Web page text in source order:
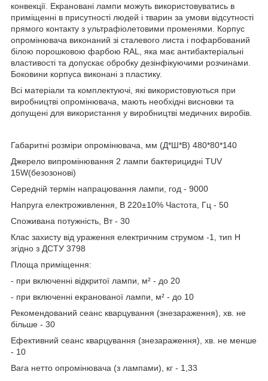
конвекції. Екрановані лампи можуть використовуватись в
приміщенні в присутності людей і тварин за умови відсутності
прямого контакту з ультрафіолетовими променями. Корпус
опромінювача виконаний зі сталевого листа і пофарбований
білою порошковою фарбою RAL, яка має антибактеріальні
властивості та допускає обробку дезінфікуючими розчинами.
Боковини корпуса виконані з пластику.
Всі матеріали та комплектуючі, які використовуються при
виробництві опромінювача, мають необхідні висновки та
допущені для використання у виробництві медичних виробів.
Габаритні розміри опромінювача, мм (Д*Ш*В) 480*80*140
Джерело випромінювання 2 лампи бактерицидні TUV
15W(безозонові)
Середній термін напрацювання лампи, год - 9000
Напруга електроживлення, В 220±10% Частота, Гц - 50
Споживана потужність, Вт - 30
Клас захисту від ураження електричним струмом -1, тип Н
згідно з ДСТУ 3798
Площа приміщення:
- при включенні відкритої лампи, м² - до 20
- при включенні екранованої лампи, м² - до 10
Рекомендований сеанс кварцування (знезараження), хв. не
більше - 30
Ефективний сеанс кварцування (знезараження), хв. не менше
- 10
Вага нетто опромінювача (з лампами), кг - 1,33